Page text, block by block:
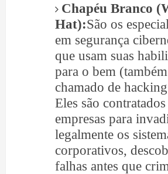
Chapéu Branco
Hat):São os
em segurança
que usam suas
para o bem (também
chamado de
Eles são
empresas para
legalmente os
corporativos,
falhas antes que